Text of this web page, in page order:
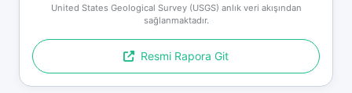
United States Geological Survey (USGS) anlık veri akışından
sağlanmaktadır.
Resmi Rapora Git